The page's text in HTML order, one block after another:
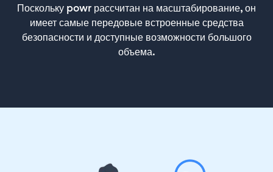
Поскольку powr рассчитан на масштабирование, он
имеет самые передовые встроенные средства
безопасности и доступные возможности большого
объема.